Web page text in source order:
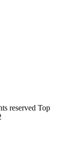
reserved Top